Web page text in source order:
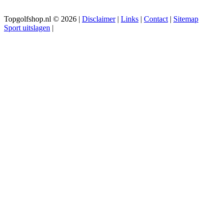
Topgolfshop.nl © 2026 | Disclaimer| Links | Contact | Sitemap
Sport uitslagen |